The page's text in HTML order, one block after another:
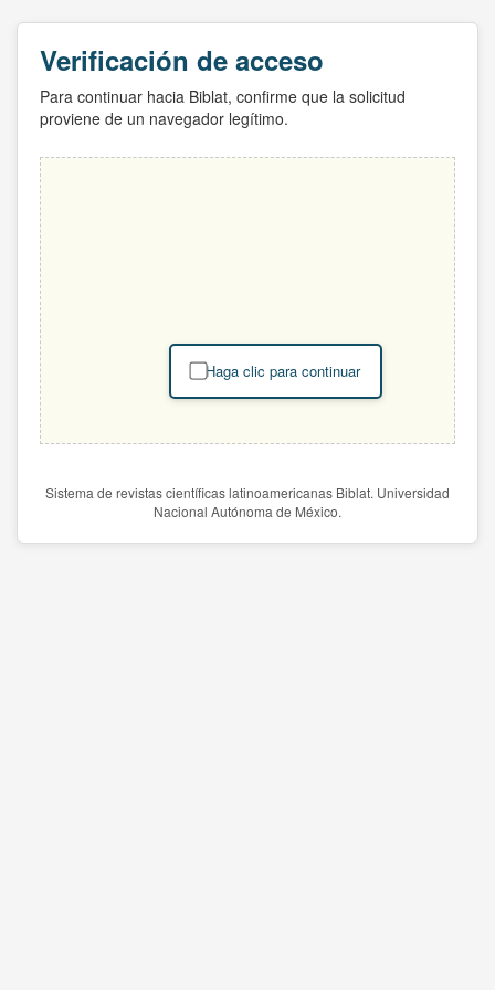
Verificación de acceso
Para continuar hacia Biblat, confirme que la solicitud
proviene de un navegador legítimo.
Haga clic para continuar
Sistema de revistas científicas latinoamericanas Biblat. Universidad
Nacional Autónoma de México.